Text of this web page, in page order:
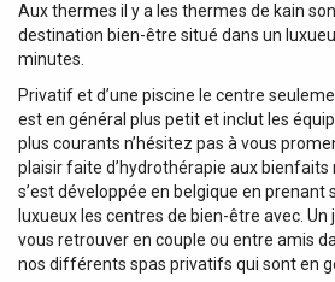
Aux thermes il y a les thermes de kain
destination bien-être situé dans un
minutes.
Privatif et d’une piscine le centre
est en général plus petit et inclut les
plus courants n’hésitez pas à vous
plaisir faite d’hydrothérapie aux
s’est développée en belgique en prenant
luxueux les centres de bien-être avec.
vous retrouver en couple ou entre amis
nos différents spas privatifs qui sont en